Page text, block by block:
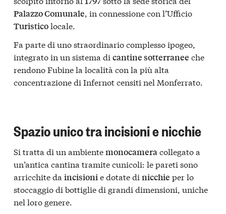
Palazzo Comunale, in connessione con l’Ufficio
Turisticolocale.
Fa parte di uno straordinario complesso ipogeo,
integrato in un sistema di cantine sotterranee che
rendono Fubine la località con la più alta
concentrazione di Infernot censiti nel Monferrato.
Spazio unico tra incisioni e nicchie
Si tratta di un ambientemonocameracollegato a
un’antica cantina tramite cunicoli: le pareti sono
arricchite da incisionie dotate di nicchie per lo
stoccaggio di bottiglie di grandi dimensioni, uniche
nel loro genere.